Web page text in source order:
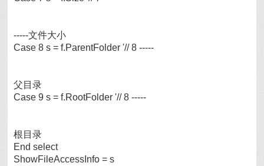
-----文件大小
Case 8 s = f.ParentFolder '// 8 -----
父目录
Case 9 s = f.RootFolder '// 8 -----
根目录
End select
ShowFileAccessInfo = s